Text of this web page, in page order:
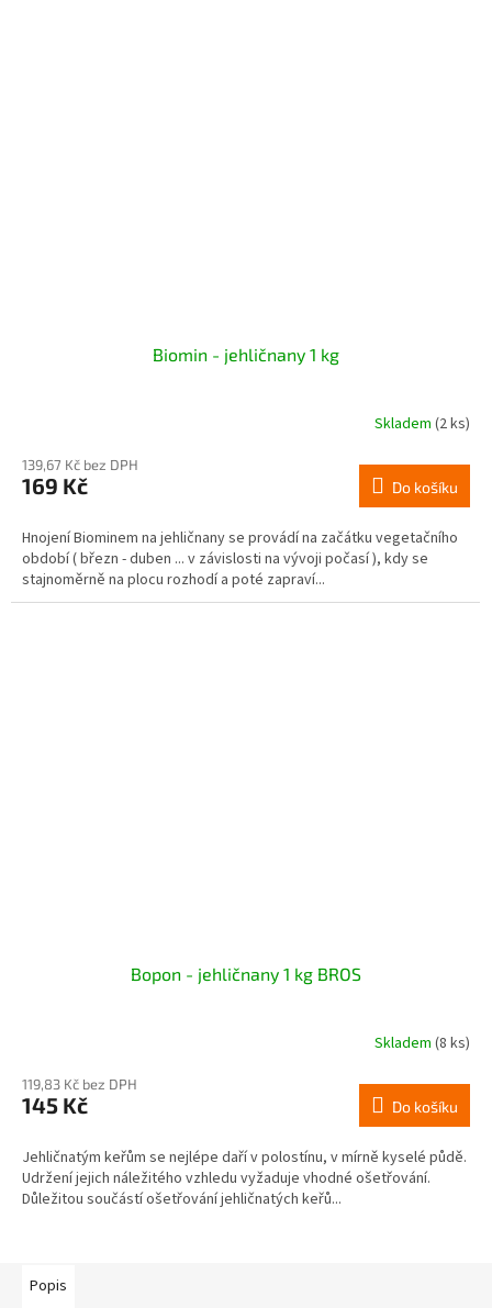
Biomin - jehličnany 1 kg
Skladem (2 ks)
139,67 Kč bez DPH
169 Kč Do košíku
Hnojení Biominem na jehličnany se provádí na začátku vegetačního
období ( březn - duben ... v závislosti na vývoji počasí ), kdy se
stajnoměrně na plocu rozhodí a poté zapraví...
Bopon - jehličnany 1 kg BROS
Skladem (8 ks)
119,83 Kč bez DPH
145 Kč Do košíku
Jehličnatým keřům se nejlépe daří v polostínu, v mírně kyselé půdě.
Udržení jejich náležitého vzhledu vyžaduje vhodné ošetřování.
Důležitou součástí ošetřování jehličnatých keřů...
Popis